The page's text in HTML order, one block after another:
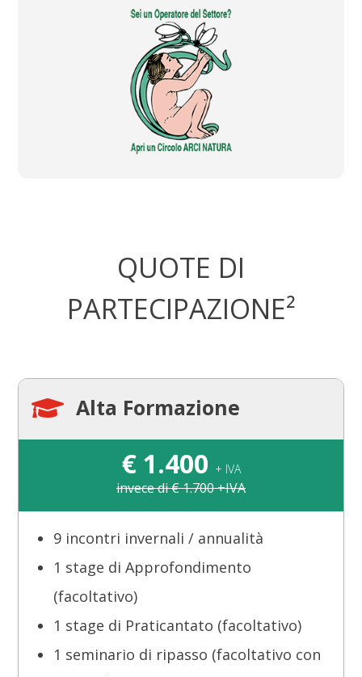
QUOTE DI
PARTECIPAZIONE²
 Alta Formazione
€1.400 + IVA
invece di € 1.700 +IVA
9 incontri invernali / annualità
1 stage di Approfondimento
(facoltativo)
1 stage di Praticantato (facoltativo)
1 seminario di ripasso (facoltativo con